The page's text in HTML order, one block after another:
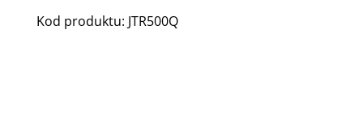
Kod produktu: JTR500Q